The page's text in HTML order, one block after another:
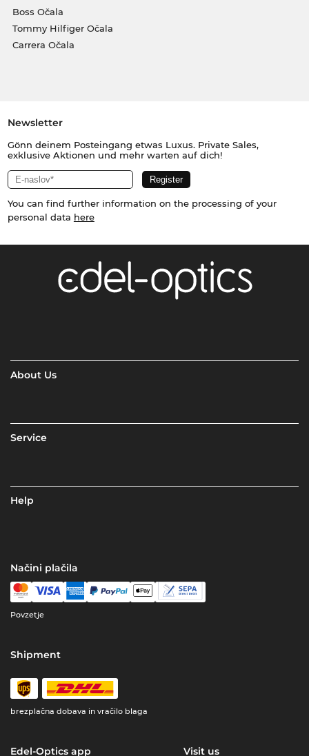
Boss Očala
Tommy Hilfiger Očala
Carrera Očala
Newsletter
Gönn deinem Posteingang etwas Luxus. Private Sales,
exklusive Aktionen und mehr warten auf dich!
You can find further information on the processing of your
personal data here
About Us
Service
Help
Načini plačila
Povzetje
Shipment
brezplačna dobava in vračilo blaga
Edel-Optics app Visit us